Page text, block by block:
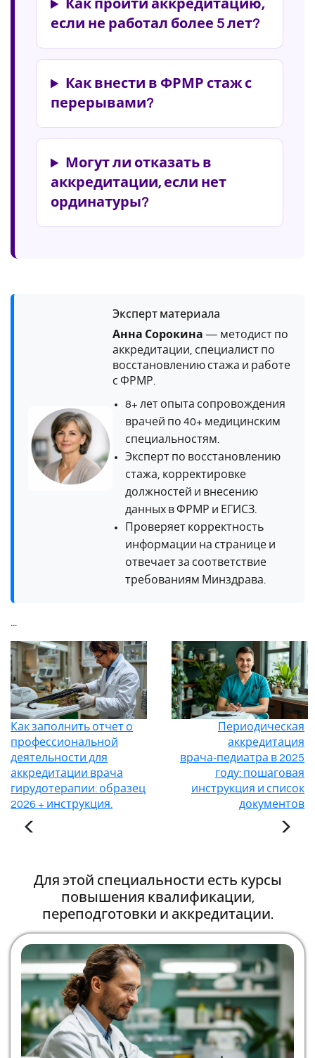
Как пройти аккредитацию,
если не работал более 5 лет?
Как внести в ФРМР стаж с
перерывами?
Могут ли отказать в
аккредитации, если нет
ординатуры?
Эксперт материала
Анна Сорокина — методист по
аккредитации, специалист по
восстановлению стажа и работе
с ФРМР.
8+ лет опыта сопровождения
врачей по 40+ медицинским
специальностям.
Эксперт по восстановлению
стажа, корректировке
должностей и внесению
данных в ФРМР и ЕГИСЗ.
Проверяет корректность
информации на странице и
отвечает за соответствие
требованиям Минздрава.
...
Как заполнить отчет о
профессиональной
деятельности для
аккредитации врача
гирудотерапии: образец
2026 + инструкция.
Периодическая
аккредитация
врача‑педиатра в 2025
году: пошаговая
инструкция и список
документов
Для этой специальности есть курсы
повышения квалификации,
переподготовки и аккредитации.